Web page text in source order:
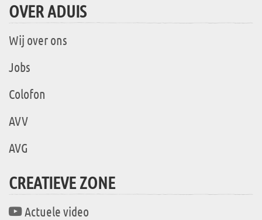
OVER ADUIS
Wij over ons
Jobs
Colofon
AVV
AVG
CREATIEVE ZONE
Actuele video